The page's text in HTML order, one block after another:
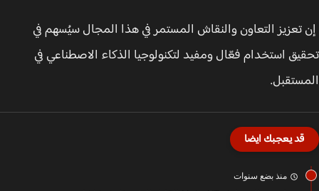
التعاون والنقاش المستمر في هذا المجال سيُسهم في
استخدام فعّال ومفيد لتكنولوجيا الذكاء الاصطناعي في
قد يعجبك ايضا
منذ بضع سنوات